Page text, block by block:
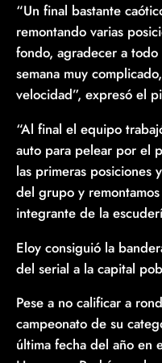
“Un final bastante
remontando varias
fondo, agradecer a
semana muy
velocidad”, expresó el
“Al final el equipo
auto para pelear por el
las primeras posiciones
del grupo y
integrante de la
Eloy consiguió la
del serial a la capital
Pese a no calificar a
campeonato de su
última fecha del año en